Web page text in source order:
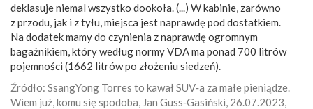
deklasuje niemal wszystko dookoła. (...) W kabinie, zarówno
z przodu, jak i z tyłu, miejsca jest naprawdę pod dostatkiem.
Na dodatek mamy do czynienia z naprawdę ogromnym
bagażnikiem, który według normy VDA ma ponad 700 litrów
pojemności (1662 litrów po złożeniu siedzeń).
Źródło: SsangYong Torres to kawał SUV‑a za małe pieniądze.
Wiem już, komu się spodoba, Jan Guss‑Gasiński, 26.07.2023,